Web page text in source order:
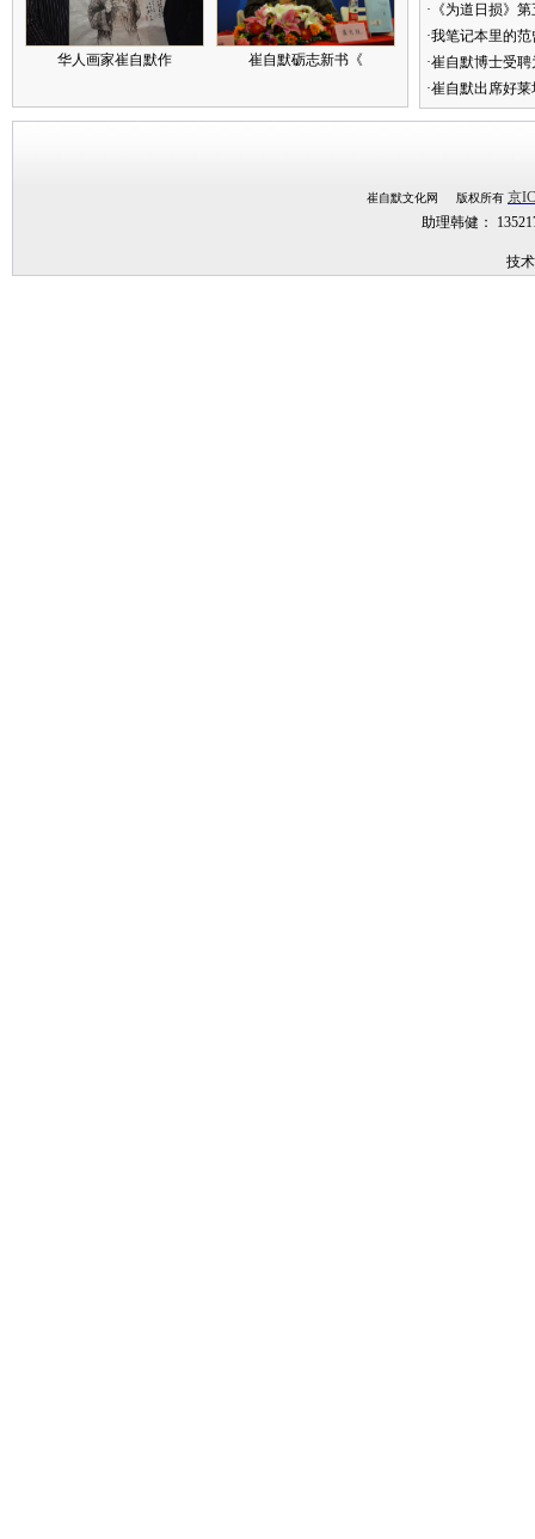
华人画家崔自默作 崔自默砺志新书《
·《为道日损》
·我笔记本里的
·崔自默博士受
·崔自默出席好
崔自默文化网 版权所有 京
助理韩健：
技